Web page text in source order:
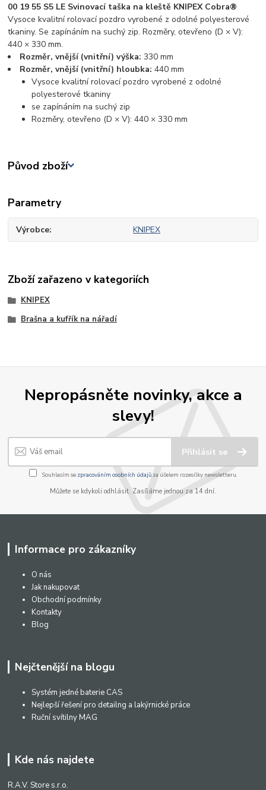
00 19 55 S5 LE Svinovací taška na kleště KNIPEX Cobra®
Vysoce kvalitní rolovací pozdro vyrobené z odolné polyesterové
tkaniny. Se zapínáním na suchý zip. Rozměry, otevřeno (D × V):
440 × 330 mm.
Rozměr, vnější (vnitřní) výška:330 mm
Rozměr, vnější (vnitřní) hloubka:440 mm
Vysoce kvalitní rolovací pozdro vyrobené z odolné
polyesterové tkaniny
se zapínáním na suchý zip
Rozměry, otevřeno (D × V): 440 × 330 mm
Původ zboží
Parametry
Výrobce KNIPEX
Zboží zařazeno v kategoriích
KNIPEX
Brašna a kufřík na nářadí
Nepropásněte novinky, akce a
slevy!
Přihlásit se
Souhlasím se zpracováním osobních údajůza účelem rozesílky newsletteru.
Můžete se kdykoli odhlásit. Zasíláme jednou za 14 dní.
Informace pro zákazníky
O nás
Jak nakupovat
Obchodní podmínky
Kontakty
Blog
Nejčtenější na blogu
Systém jedné baterie CAS
Nejlepší řešení pro detailng a lakýrnické práce
Ruční svítilny MAG
Kde nás najdete
R.A.V. Store s.r.o.